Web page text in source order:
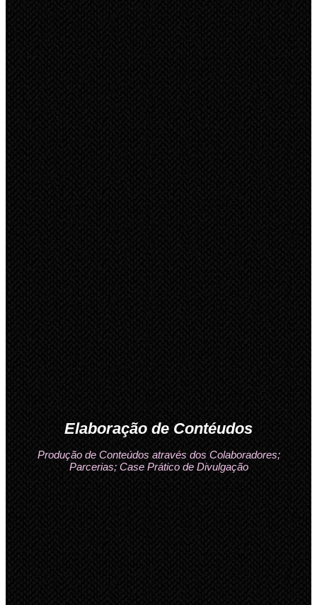
Elaboração de Contéudos
Produção de Conteúdos através dos Colaboradores;
Parcerias; Case Prático de Divulgação